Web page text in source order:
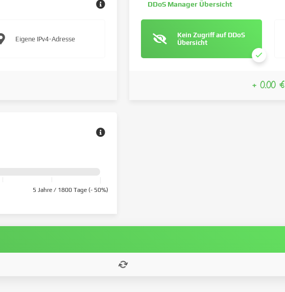
Eigene IPv4-Adresse
DDoS Manager Übersicht
Kein Zugriff auf DDoS
Übersicht
+ 0.00 €
5 Jahre / 1800 Tage (- 50%)